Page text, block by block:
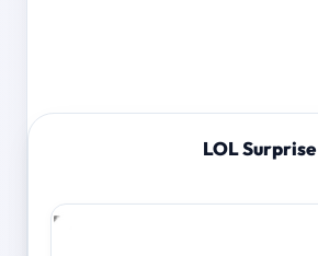
LOL Surprise